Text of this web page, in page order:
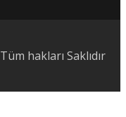
Tüm hakları Saklıdır